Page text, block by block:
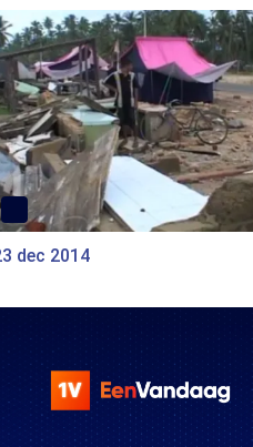
dec 2014